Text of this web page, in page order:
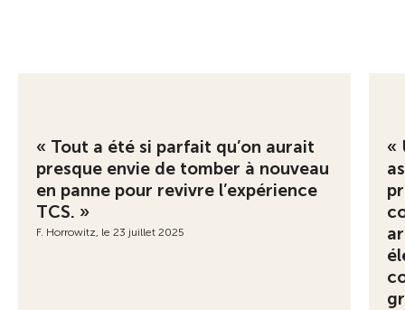
« Tout a été si parfait qu’on aurait
presque envie de tomber à nouveau
en panne pour revivre l’expérience
TCS. »
F. Horrowitz, le 23 juillet 2025
«